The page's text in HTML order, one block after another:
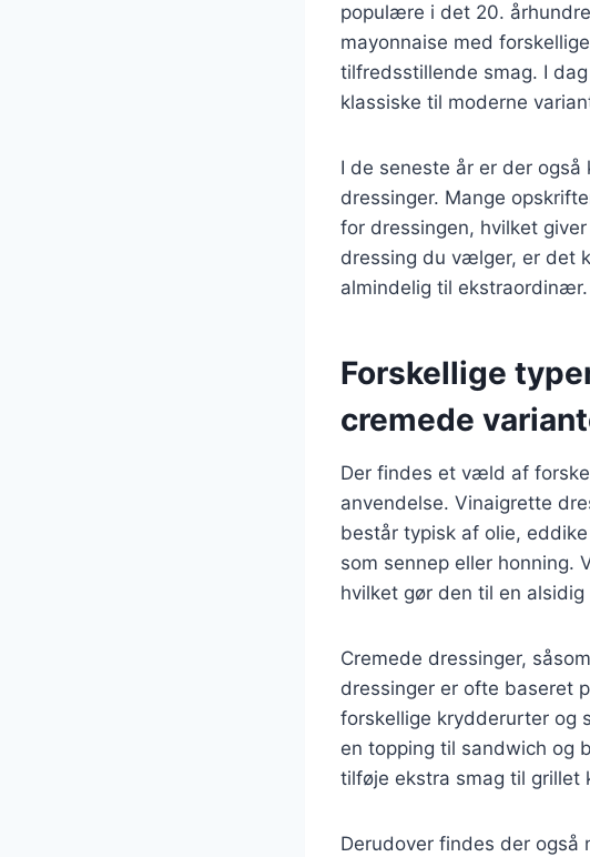
populære i det 20.
mayonnaise med
tilfredsstillende smag. I
klassiske til moderne
I de seneste år er der
dressinger. Mange
for dressingen, hvilket
dressing du vælger, er det
almindelig til ekstraordinær.
Forskellige
cremede
Der findes et væld af
anvendelse. Vinaigrette
består typisk af olie,
som sennep eller honning.
hvilket gør den til en
Cremede dressinger,
dressinger er ofte baseret
forskellige krydderurter og
en topping til sandwich og
tilføje ekstra smag til grillet
Derudover findes der også